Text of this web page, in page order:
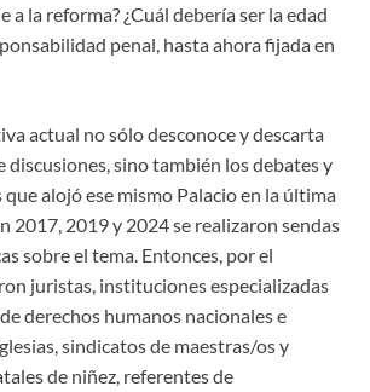
la reforma? ¿Cuál debería ser la edad
penal, hasta ahora fijada en
actual no sólo desconoce y descarta
discusiones, sino también los debates y
alojó ese mismo Palacio en la última
2017, 2019 y 2024 se realizaron sendas
sobre el tema. Entonces, por el
juristas, instituciones especializadas
derechos humanos nacionales e
sindicatos de maestras/os y
de niñez, referentes de